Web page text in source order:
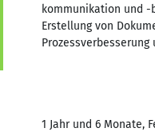
kommunikation und -
Erstellung von
1 Jahr und 6 Monate,